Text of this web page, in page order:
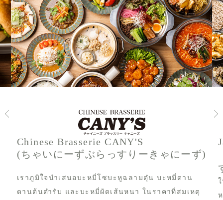
Chinese Brasserie CANY'S
(ちゃいにーずぶらっすりーきゃにーず)
เราภูมิใจนำเสนอบะหมี่โซบะหูฉลามตุ๋น บะหมี่ดาน
ดานต้นตำรับ และบะหมี่ผัดเส้นหนา ในราคาที่สมเหตุ